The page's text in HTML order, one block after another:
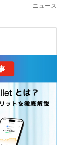
ニュース